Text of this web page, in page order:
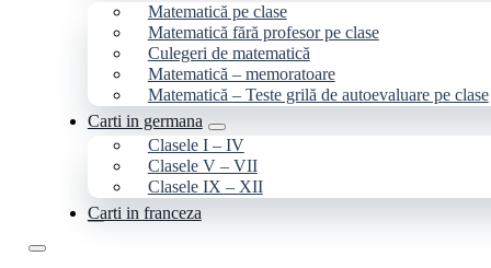
Matematică pe clase
Matematică fără profesor pe clase
Culegeri de matematică
Matematică – memoratoare
Matematică – Teste grilă de autoevaluare pe clase
Carti in germana
Clasele I – IV
Clasele V – VII
Clasele IX – XII
Carti in franceza